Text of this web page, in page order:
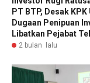
PT BTP, Desak KPK
Dugaan Penipuan
Libatkan Pejabat
2 bulan lalu